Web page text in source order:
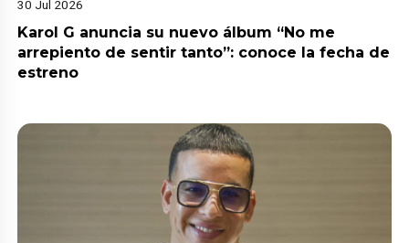
30 Jul 2026
Karol G anuncia su nuevo álbum “No me
arrepiento de sentir tanto”: conoce la fecha de
estreno